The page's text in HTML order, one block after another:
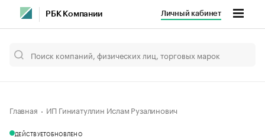
РБК Компании Личный кабинет
Главная ИП Гиниатуллин Ислам Рузалинович
ДЕЙСТВУЕТОБНОВЛЕНО